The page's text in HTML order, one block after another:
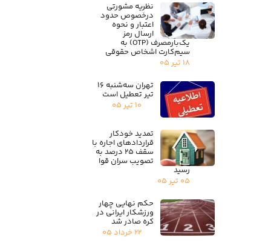
نظریه مشورتی
درخصوص حدود
اعتبار و نحوه
ارسال رمز
یک‌بارمصرف (OTP) به
سیم‌کارت اشخاص حقوقی
۱۸ تیر ۰۵
تهران سه‌شنبه ۱۶
تیر تعطیل است
۱۰ تیر ۰۵
تمدید خودکار
قراردادهای اجاره با
سقف ۲۵ درصد به
تصویب سران قوا
رسید
۰۵ تیر ۰۵
حکم نهایی چهار
ورزشکار ایرانی در
کره صادر شد
۲۲ خرداد ۰۵